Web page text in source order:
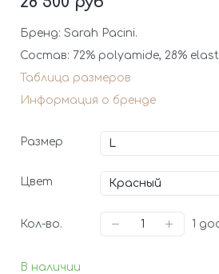
В наличии
Бренд: Sarah Pacini.
Состав: 72% polyamide, 28%
Таблица размеров
Информация о бренде
Размер
Цвет
Кол-во. 1